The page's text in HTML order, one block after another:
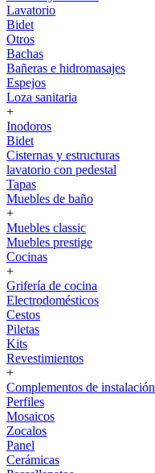
Lavatorio
Bidet
Otros
Bachas
Bañeras e hidromasajes
Espejos
Loza sanitaria
+
Inodoros
Bidet
Cisternas y estructuras
lavatorio con pedestal
Tapas
Muebles de baño
+
Muebles classic
Muebles prestige
Cocinas
+
Grifería de cocina
Electrodomésticos
Cestos
Piletas
Kits
Revestimientos
+
Complementos de instalación
Perfiles
Mosaicos
Zocalos
Panel
Cerámicas